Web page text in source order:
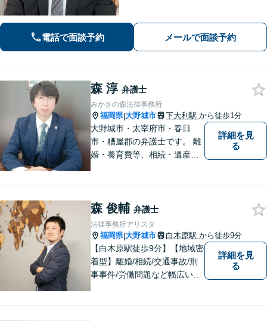
解決へと進めています。誠心誠意サポ
ートいたしますので、ぜひご相談くだ
電話で面談予約 メールで面談予約
森 淳 弁護士
みかさの森法律事務所
福岡県|大野城市 下大利駅 から徒歩1分
大野城市・太宰府市・春日
市・糟屋郡の弁護士です。 離
婚・養育費等、相続・遺産分
料相談あり。出張相談あり。
２０時まで営業。福岡県全域
と周辺対応。
詳細を見
る
森 俊輔 弁護士
法律事務所アリスタ
福岡県|大野城市 白木原駅 から徒歩9分
【白木原駅徒歩9分】【地域密
着型】離婚/相続/交通事故/刑
事事件/労働問題など幅広い事
詳細を見
る